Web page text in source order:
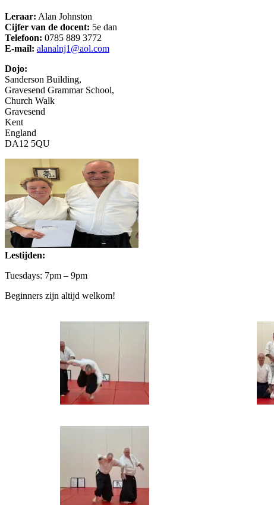
Leraar: Alan Johnston
Cijfer van de docent: 5e dan
Telefoon: 0785 889 3772
E-mail: alanalnj1@aol.com
Dojo:
Sanderson Building,
Gravesend Grammar School,
Church Walk
Gravesend
Kent
England
DA12 5QU
Lestijden:
Tuesdays: 7pm – 9pm
Beginners zijn altijd welkom!